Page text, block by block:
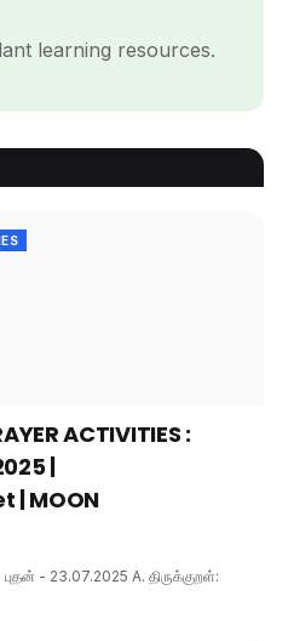
learning resources.
ACTIVITIES :
|
| MOON
- 23.07.2025 A. திருக்குறள்: